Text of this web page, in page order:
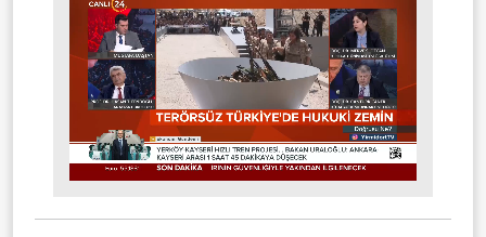
Mute Stream